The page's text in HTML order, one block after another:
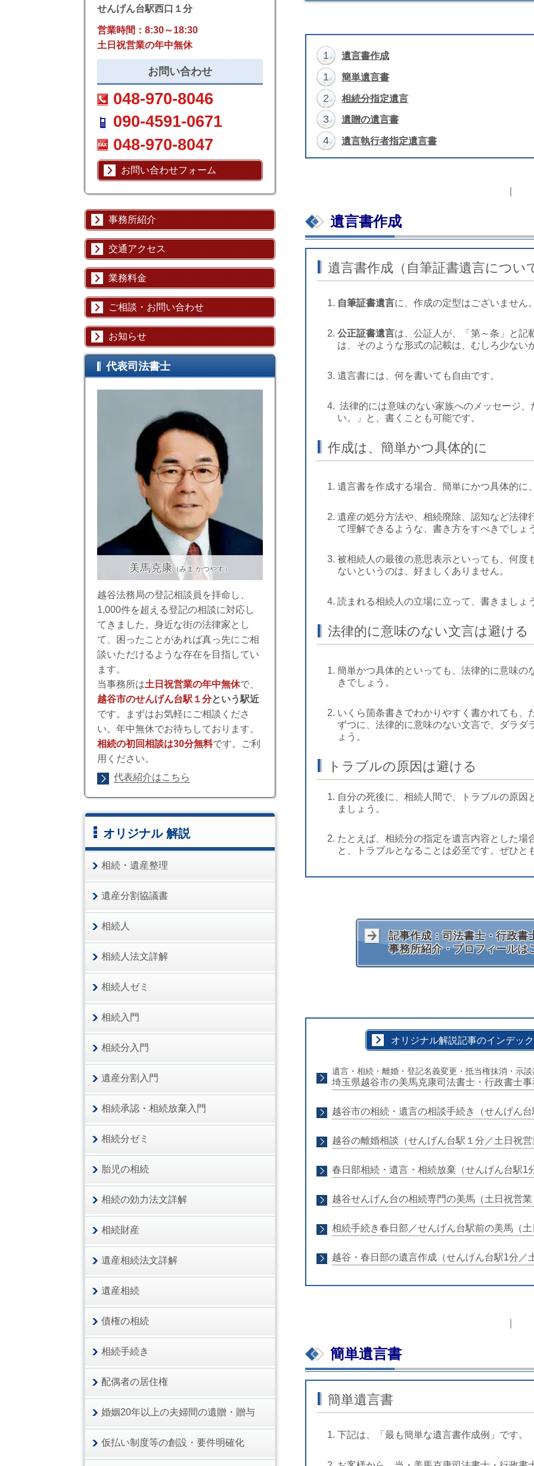
1 遺言書作成
1 簡単遺言書
2 相続分指定遺言
3 遺贈の遺言書
4 遺言執行者指定遺言書
遺言書作成
遺言書作成（自筆証書遺言につい
自筆証書遺言に、作成の定型はございません
公正証書遺言は、公証人が、「第～条」と記
は、そのような形式の記載は、むしろ少ない
遺言書には、何を書いても自由です。
法律的には意味のない家族へのメッセージ
い。」と、書くことも可能です。
作成は、簡単かつ具体的に
遺言書を作成する場合、簡単にかつ具体的に
遺産の処分方法や、相続廃除、認知など法律
て理解できるような、書き方をすべきでしょ
被相続人の最後の意思表示といっても、何度
ないというのは、好ましくありません。
読まれる相続人の立場に立って、書きましょ
法律的に意味のない文言は避ける
簡単かつ具体的といっても、法律的に意味の
きでしょう。
いくら箇条書きでわかりやすく書かれても
ずつに、法律的に意味のない文言で、ダラダ
ょう。
トラブルの原因は避ける
自分の死後に、相続人間で、トラブルの原
ましょう。
たとえば、相続分の指定を遺言内容とした場
と、トラブルとなることは必至です。ぜひと
記事作成：司法書士・行政書
事務所紹介・プロフィールは
オリジナル解説記事のインデッ
遺言・相続・離婚・登記名義変更・抵当権抹消・示
埼玉県越谷市の美馬克康司法書士・行政書士
越谷市の相続・遺言の相談手続き（せんげん
越谷の離婚相談（せんげん台駅１分／土日祝
春日部相続・遺言・相続放棄（せんげん台駅1
越谷せんげん台の相続専門の美馬（土日祝営
相続手続き春日部／せんげん台駅前の美馬（
越谷・春日部の遺言作成（せんげん台駅1分／
簡単遺言書
簡単遺言書
下記は、 「最も簡単な遺言書作成例」 です。
せんげん台駅西口１分
営業時間：8:30～18:30
土日祝営業の年中無休
お問い合わせ
048-970-8046
090-4591-0671
048-970-8047
お問い合わせフォーム
事務所紹介
交通アクセス
業務料金
ご相談・お問い合わせ
お知らせ
代表司法書士
美馬克康（みま かつやす）
越谷法務局の登記相談員を拝命し、
1,000件を超える登記の相談に対応し
てきました。身近な街の法律家とし
て、困ったことがあれば真っ先にご相
談いただけるような存在を目指してい
ます。
当事務所は土日祝営業の年中無休で、
越谷市のせんげん台駅１分という駅近
です。まずはお気軽にご相談くださ
い。年中無休でお待ちしております。
相続の初回相談は30分無料です。ご利
用ください。
代表紹介はこちら
オリジナル 解説
相続・遺産整理
遺産分割協議書
相続人
相続人法文詳解
相続人ゼミ
相続入門
相続分入門
遺産分割入門
相続承認・相続放棄入門
相続分ゼミ
胎児の相続
相続の効力法文詳解
相続財産
遺産相続法文詳解
遺産相続
債権の相続
相続手続き
配偶者の居住権
婚姻20年以上の夫婦間の遺贈・贈与
仮払い制度等の創設・要件明確化